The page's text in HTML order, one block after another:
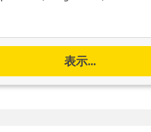
表示...